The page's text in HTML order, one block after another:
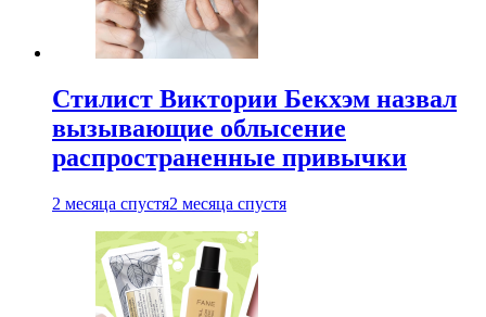
Стилист Виктории Бекхэм назвал
вызывающие облысение
распространенные привычки
2 месяца спустя2 месяца спустя